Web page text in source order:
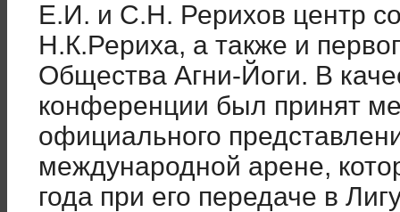
Е.И. и С.Н. Рерихов центр
Н.К.Рериха, а также и
Общества Агни-Йоги. В
конференции был принят
официального
международной арене,
года при его передаче в